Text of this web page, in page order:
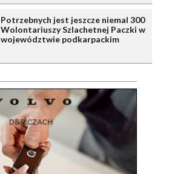
Potrzebnych jest jeszcze niemal 300
Wolontariuszy Szlachetnej Paczki w
województwie podkarpackim